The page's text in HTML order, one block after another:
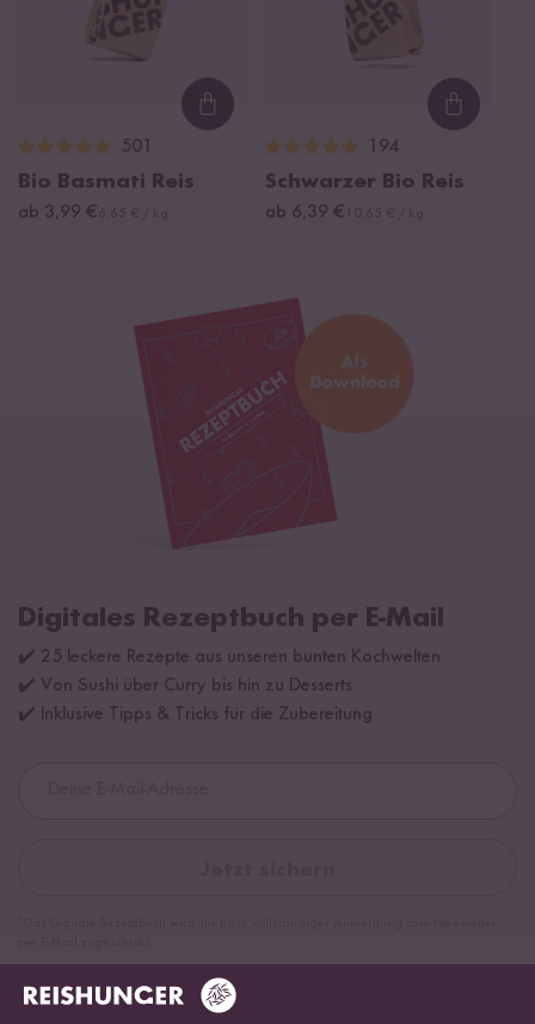
Loading...
501
Bio Basmati Reis
ab 3,99 €
194
Schwarzer Bio Reis
ab 6,39 €
Digitales Rezeptbuch per E-Mail
✔️ 25 leckere Rezepte aus unseren bunten Kochwelten
✔️ Von Sushi über Curry bis hin zu Desserts
✔️ Inklusive Tipps & Tricks für die Zubereitung
Mehr Rezepte mit Bio Milch Reis